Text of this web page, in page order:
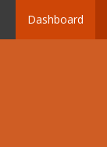
Dashboard